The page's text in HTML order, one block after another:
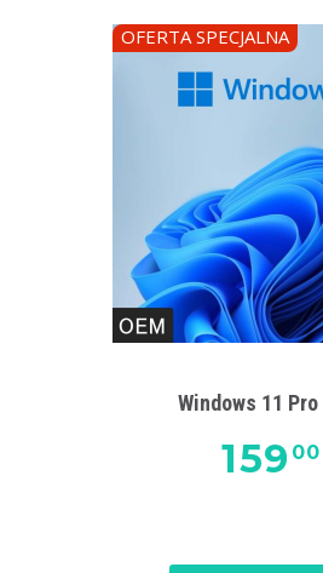
OFERTA SPECJALNA
Windows 11 Pro
159 00